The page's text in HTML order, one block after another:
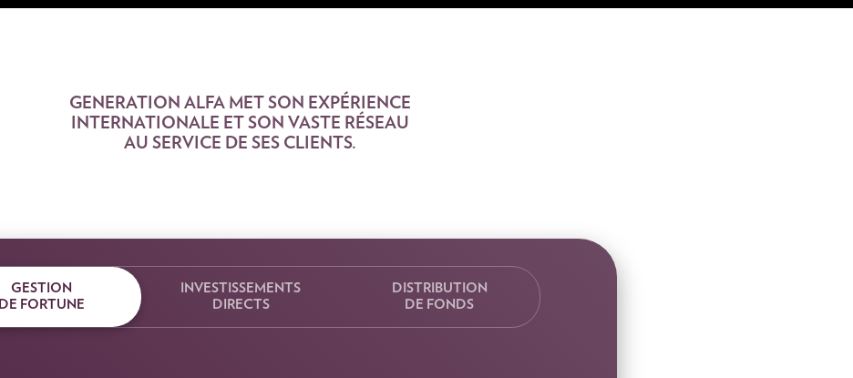
GENERATION ALFA MET SON EXPÉRIENCE
INTERNATIONALE ET SON VASTE RÉSEAU
AU SERVICE DE SES CLIENTS.
GESTION
DE FORTUNE
INVESTISSEMENTS
DIRECTS
DISTRIBUTION
DE FONDS